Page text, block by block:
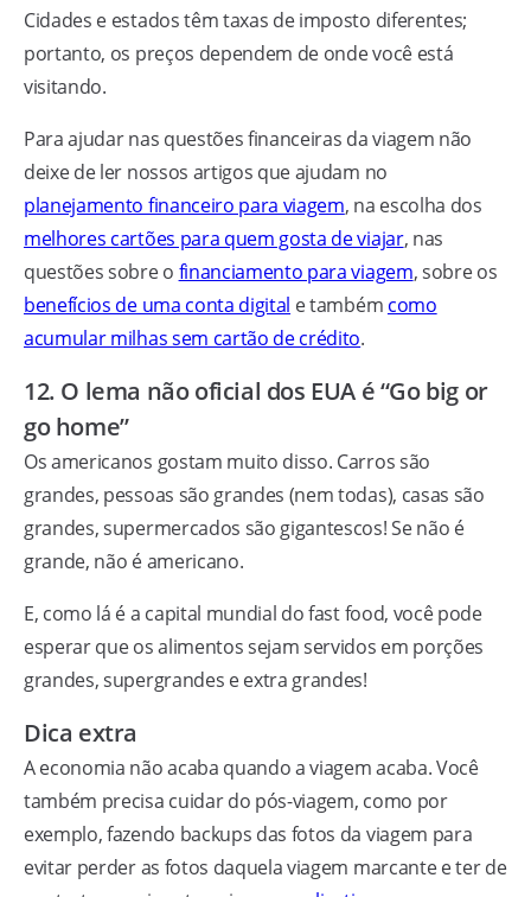
Cidades e estados têm taxas de imposto diferentes;
portanto, os preços dependem de onde você está
visitando.
Para ajudar nas questões financeiras da viagem não
deixe de ler nossos artigos que ajudam no
planejamento financeiro para viagem, na escolha dos
melhores cartões para quem gosta de viajar, nas
questões sobre o financiamento para viagem, sobre os
benefícios de uma conta digital e também como
acumular milhas sem cartão de crédito.
12. O lema não oficial dos EUA é “Go big or
go home”
Os americanos gostam muito disso. Carros são
grandes, pessoas são grandes (nem todas), casas são
grandes, supermercados são gigantescos! Se não é
grande, não é americano.
E, como lá é a capital mundial do fast food, você pode
esperar que os alimentos sejam servidos em porções
grandes, supergrandes e extra grandes!
Dica extra
A economia não acaba quando a viagem acaba. Você
também precisa cuidar do pós-viagem, como por
exemplo, fazendo backups das fotos da viagem para
evitar perder as fotos daquela viagem marcante e ter de